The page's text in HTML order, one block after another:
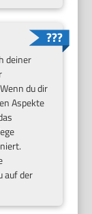
deiner
du dir
Aspekte
auf der